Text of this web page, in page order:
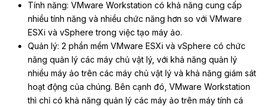
Tính năng: VMware Workstation có khả năng cung cấp
nhiều tính năng và nhiều chức năng hơn so với VMware
ESXi và vSphere trong việc tạo máy ảo.
Quản lý: 2 phần mềm VMware ESXi và vSphere có chức
năng quản lý các máy chủ vật lý, với khả năng quản lý
nhiều máy ảo trên các máy chủ vật lý và khả năng giám sát
hoạt động của chúng. Bên cạnh đó, VMware Workstation
thì chỉ có khả năng quản lý các máy ảo trên máy tính cá